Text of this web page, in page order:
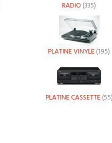
RADIO (335)
PLATINE VINYLE (195)
PLATINE CASSETTE (55)